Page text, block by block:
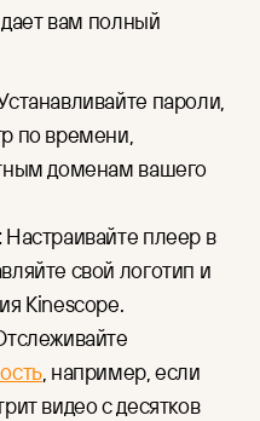
вам полный
пароли,
по времени,
доменам вашего
Настраивайте плеер в
свой логотип и
Kinescope.
, например, если
видео с десятков